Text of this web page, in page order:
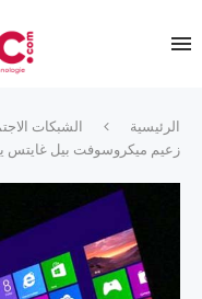
الرئيسية
الشبكات
زعيم ميكروسوفت بيل غايتس